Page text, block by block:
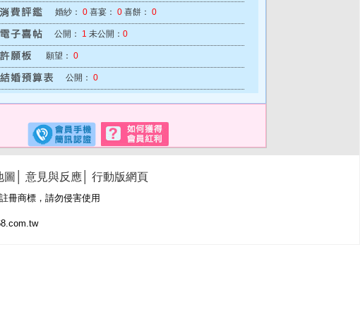
婚紗： 0 喜宴： 0 喜餅： 0
公開： 1 未公開： 0
願望： 0
公開： 0
圖 意見與反應 行動版網頁
冊商標，請勿侵害使用